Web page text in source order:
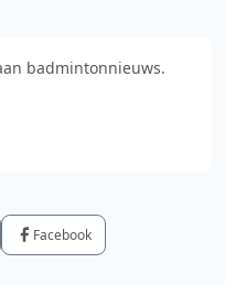
badmintonnieuws.
Facebook